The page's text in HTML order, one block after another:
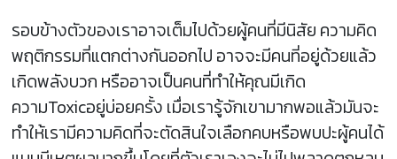
รอบข้างตัวของเราอาจเต็มไปด้วยผู้คนที่มีนิสัย ความคิด
พฤติกรรมที่แตกต่างกันออกไป อาจจะมีคนที่อยู่ด้วยแล้ว
เกิดพลังบวก หรืออาจเป็นคนที่ทำให้คุณมีเกิด
ความToxicอยู่บ่อยครั้ง เมื่อเรารู้จักเขามากพอแล้วมันจะ
ทำให้เรามีความคิดที่จะตัดสินใจเลือกคบหรือพบปะผู้คนได้